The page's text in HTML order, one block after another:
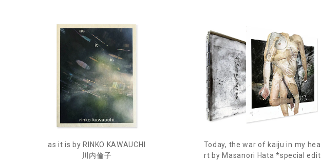
as it is by RINKO KAWAUCHI
川内倫子
Today, the war of kaiju in my hea
rt by Masanori Hata *special edit